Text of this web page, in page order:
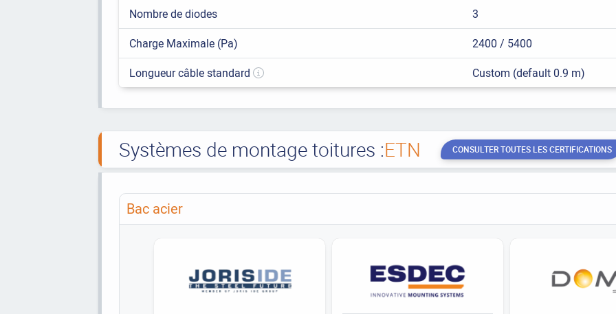
Nombre de diodes
3
Charge Maximale (Pa)
2400 / 5400
Longueur câble standard
Custom (default 0.9 m)
Systèmes de montage toitures :ETN CONSULTER TOUTES LES CERTIFICATIONS
Bac acier